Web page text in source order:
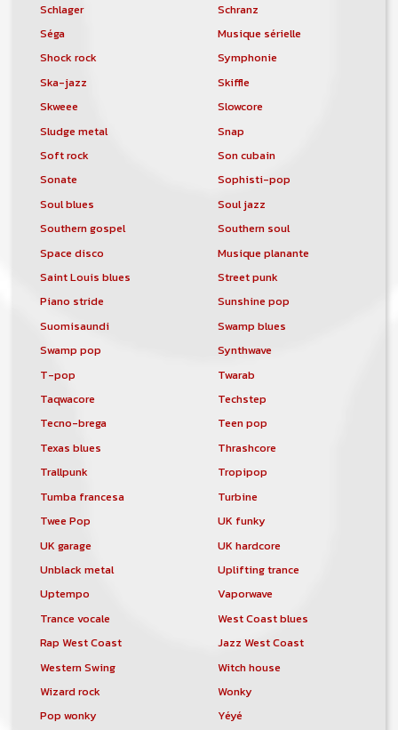
Schlager
Schranz
Séga
Musique sérielle
Shock rock
Symphonie
Ska-jazz
Skiffle
Skweee
Slowcore
Sludge metal
Snap
Soft rock
Son cubain
Sonate
Sophisti-pop
Soul blues
Soul jazz
Southern gospel
Southern soul
Space disco
Musique planante
Saint Louis blues
Street punk
Piano stride
Sunshine pop
Suomisaundi
Swamp blues
Swamp pop
Synthwave
T-pop
Twarab
Taqwacore
Techstep
Tecno-brega
Teen pop
Texas blues
Thrashcore
Trallpunk
Tropipop
Tumba francesa
Turbine
Twee Pop
UK funky
UK garage
UK hardcore
Unblack metal
Uplifting trance
Uptempo
Vaporwave
Trance vocale
West Coast blues
Rap West Coast
Jazz West Coast
Western Swing
Witch house
Wizard rock
Wonky
Pop wonky
Yéyé